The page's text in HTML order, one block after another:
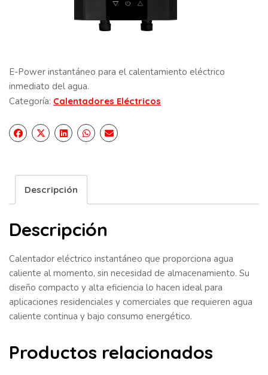
E-Power instantáneo para el calentamiento eléctrico
inmediato del agua.
Categoría: Calentadores Eléctricos
Descripción
Descripción
Calentador eléctrico instantáneo que proporciona agua
caliente al momento, sin necesidad de almacenamiento. Su
diseño compacto y alta eficiencia lo hacen ideal para
aplicaciones residenciales y comerciales que requieren agua
caliente continua y bajo consumo energético.
Productos relacionados